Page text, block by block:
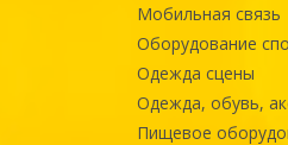
Мобильная связь
Оборудование
Одежда сцены
Одежда, обувь,
Пищевое